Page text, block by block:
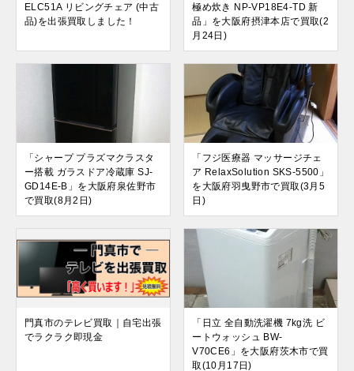
ELC51A リビングチェア (中古
品)を出張買取しました！
極め炊き NP-VP18E4-TD 新
品」を大阪府摂津本店で買取(2
月24日)
「シャープ プラズマクラスタ
ー搭載 ガラスドア冷蔵庫 SJ-
GD14E-B」を大阪府泉佐野市
で買取(8月2日)
「フジ医療器 マッサージチェ
ア RelaxSolution SKS-5500」
を大阪府羽曳野市で買取(3月5
日)
門真市のテレビ買取｜自宅出張
でラクラク即現金
「日立 全自動洗濯機 7kg洗 ビ
ートウォッシュ BW-
V70CE6」を大阪府茨木市で買
取(10月17日)